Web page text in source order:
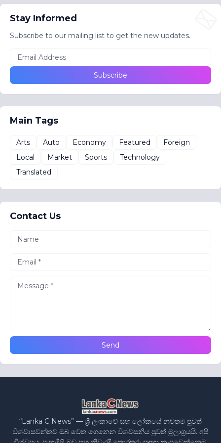
Stay Informed
Subscribe to our mailing list to get the new updates.
Main Tags
Arts Auto Economy Featured
Foreign
Local
Market Sports
Technology
Translated
Contact Us
“Lanka C News” — ශ්‍රී ලංකාවේ සහ ලෝකයේ නවතම පුවත්
විශ්වාසවන්තව ඔබ වෙත ගෙනෙන විශ්වසනීය පුවත් මූලාශ්‍රයයි. අපි